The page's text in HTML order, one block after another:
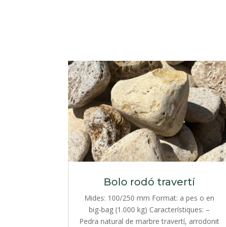
Bolo rodó travertí
Mides: 100/250 mm Format: a pes o en
big-bag (1.000 kg) Característiques: –
Pedra natural de marbre travertí, arrodonit